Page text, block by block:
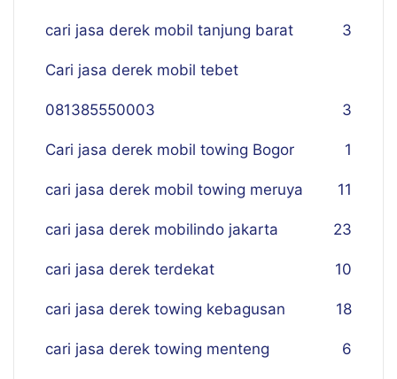
cari jasa derek mobil tanjung barat 3
Cari jasa derek mobil tebet
081385550003 3
Cari jasa derek mobil towing Bogor 1
cari jasa derek mobil towing meruya 11
cari jasa derek mobilindo jakarta 23
cari jasa derek terdekat 10
cari jasa derek towing kebagusan 18
cari jasa derek towing menteng 6